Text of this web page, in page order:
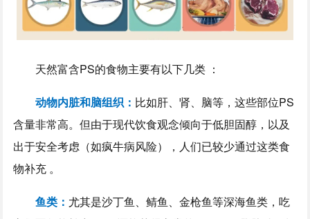
天然富含PS的食物主要有以下几类 ：
动物内脏和脑组织： 比如肝、肾、脑等，这些部位PS
含量非常高。但由于现代饮食观念倾向于低胆固醇，以及
出于安全考虑（如疯牛病风险），人们已较少通过这类食
物补充 。
鱼类： 尤其是沙丁鱼、鲭鱼、金枪鱼等深海鱼类，吃